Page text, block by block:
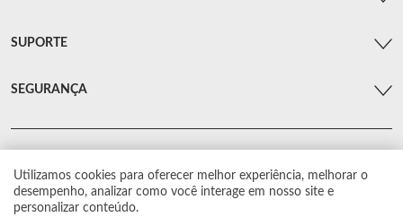
Utilizamos cookies para oferecer melhor experiência, melhorar o
desempenho, analizar como você interage em nosso site e
personalizar conteúdo.
SUPORTE
SEGURANÇA
© Arsenal Car. Todos os direitos reservados.
Proibida reprodução total ou parcial. Preços e estoque sujeito a alterações sem